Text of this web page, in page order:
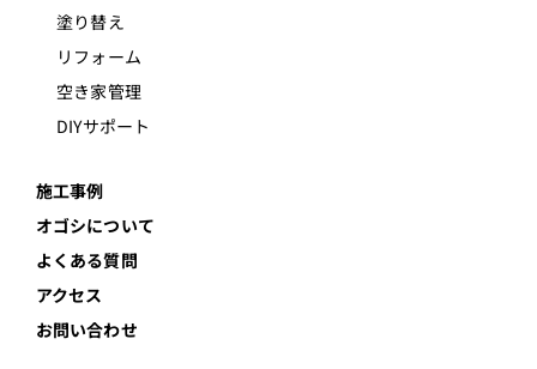
塗り替え
リフォーム
空き家管理
DIYサポート
施工事例
オゴシについて
よくある質問
アクセス
お問い合わせ